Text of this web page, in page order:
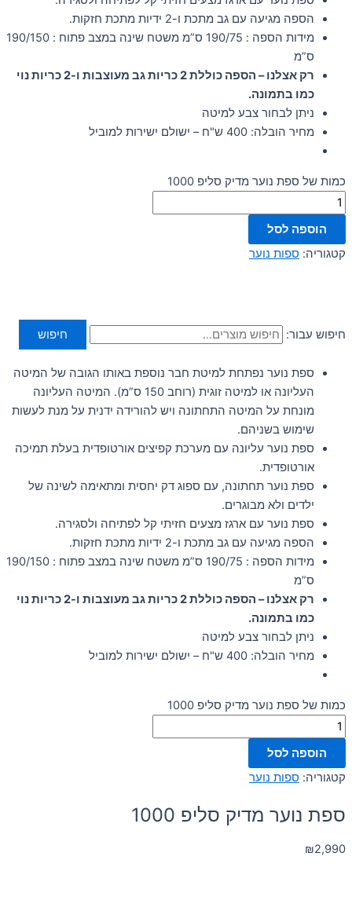
הספה מגיעה עם גב מתכת ו-2 ידיות מתכת חזקות.
מידות הספה : 190/75 ס”מ משטח שינה במצב פתוח : 190/150
ס”מ
רק אצלנו – הספה כוללת 2 כריות גב מעוצבות ו-2 כריות נוי
כמו בתמונה.
ניתן לבחור צבע למיטה
מחיר הובלה: 400 ש"ח – ישולם ישירות למוביל
כמות של ספת נוער מדיק סליפ 1000
הוספה לסל
קטגוריה: ספות נוער
חיפוש עבור: חיפוש
ספת נוער נפתחת למיטת חבר נוספת באותו הגובה של המיטה
העליונה או למיטה זוגית (רוחב 150 ס”מ). המיטה העליונה
מונחת על המיטה התחתונה ויש להורידה ידנית על מנת לעשות
שימוש בשניהם.
ספת נוער עליונה עם מערכת קפיצים אורטופדית בעלת תמיכה
אורטופדית.
ספת נוער תחתונה, עם ספוג דק יחסית ומתאימה לשינה של
ילדים ולא מבוגרים.
ספת נוער עם ארגז מצעים חזיתי קל לפתיחה ולסגירה.
הספה מגיעה עם גב מתכת ו-2 ידיות מתכת חזקות.
מידות הספה : 190/75 ס”מ משטח שינה במצב פתוח : 190/150
ס”מ
רק אצלנו – הספה כוללת 2 כריות גב מעוצבות ו-2 כריות נוי
כמו בתמונה.
ניתן לבחור צבע למיטה
מחיר הובלה: 400 ש"ח – ישולם ישירות למוביל
כמות של ספת נוער מדיק סליפ 1000
הוספה לסל
קטגוריה: ספות נוער
ספת נוער מדיק סליפ 1000
₪2,990